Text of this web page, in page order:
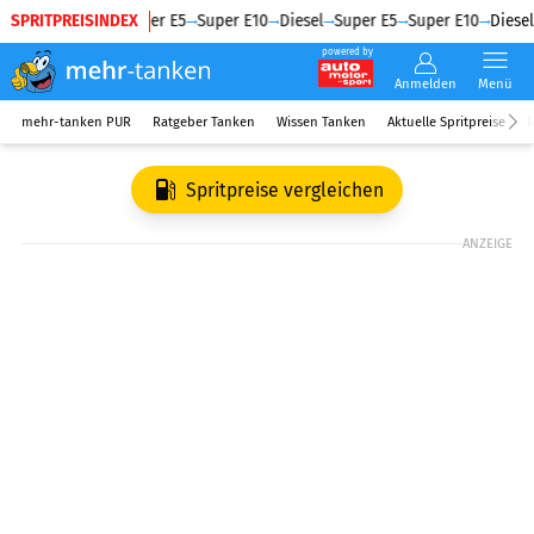
SPRITPREISINDEX
Diesel Super E5 Super E10 Diesel Super E5 Super E10 Diesel
powered by
Anmelden Menü
mehr-tanken PUR Ratgeber Tanken Wissen Tanken Aktuelle Spritpreise
Spritpreise vergleichen
ANZEIGE